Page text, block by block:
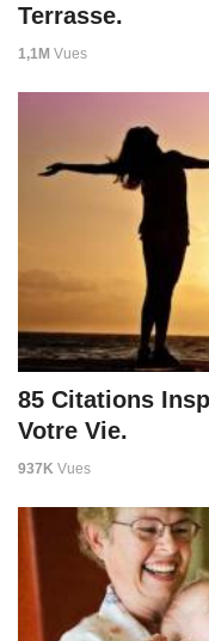
Terrasse.
1,1M Vues
85 Citations
Votre Vie.
937K Vues